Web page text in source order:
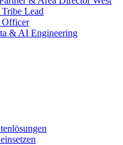
Lead
Officer
& AI Engineering